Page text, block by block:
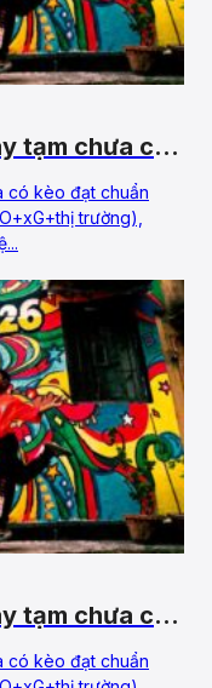
tạm chưa có
có kèo đạt chuẩn
trường),
tạm chưa có
có kèo đạt chuẩn